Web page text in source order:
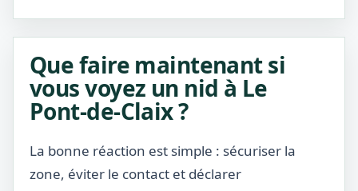
Que faire maintenant si
vous voyez un nid à Le
Pont-de-Claix ?
La bonne réaction est simple : sécuriser la
zone, éviter le contact et déclarer